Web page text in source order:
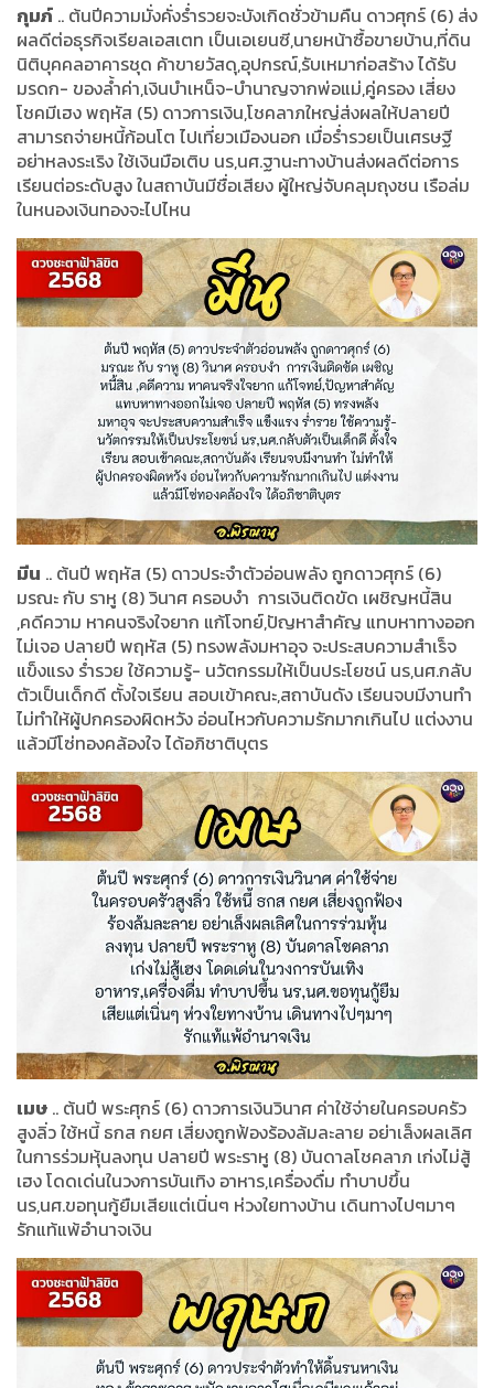
กุมภ์ .. ต้นปีความมั่งคั่งร่ำรวยจะบังเกิดชั่วข้ามคืน ดาวศุกร์ (6) ส่ง
ผลดีต่อธุรกิจเรียลเอสเตท เป็นเอเยนซี,นายหน้าซื้อขายบ้าน,ที่ดิน
นิติบุคคลอาคารชุด ค้าขายวัสดุ,อุปกรณ์,รับเหมาก่อสร้าง ได้รับ
มรดก- ของล้ำค่า,เงินบำเหน็จ-บำนาญจากพ่อแม่,คู่ครอง เสี่ยง
โชคมีเฮง พฤหัส (5) ดาวการเงิน,โชคลาภใหญ่ส่งผลให้ปลายปี
สามารถจ่ายหนี้ก้อนโต ไปเที่ยวเมืองนอก เมื่อร่ำรวยเป็นเศรษฐี
อย่าหลงระเริง ใช้เงินมือเติบ นร,นศ.ฐานะทางบ้านส่งผลดีต่อการ
เรียนต่อระดับสูง ในสถาบันมีชื่อเสียง ผู้ใหญ่จับคลุมถุงชน เรือล่ม
ในหนองเงินทองจะไปไหน
มีน .. ต้นปี พฤหัส (5) ดาวประจำตัวอ่อนพลัง ถูกดาวศุกร์ (6)
มรณะ กับ ราหู (8) วินาศ ครอบงำ การเงินติดขัด เผชิญหนี้สิน
,คดีความ หาคนจริงใจยาก แก้โจทย์,ปัญหาสำคัญ แทบหาทางออก
ไม่เจอ ปลายปี พฤหัส (5) ทรงพลังมหาอุจ จะประสบความสำเร็จ
แข็งแรง ร่ำรวย ใช้ความรู้- นวัตกรรมให้เป็นประโยชน์ นร,นศ.กลับ
ตัวเป็นเด็กดี ตั้งใจเรียน สอบเข้าคณะ,สถาบันดัง เรียนจบมีงานทำ
ไม่ทำให้ผู้ปกครองผิดหวัง อ่อนไหวกับความรักมากเกินไป แต่งงาน
แล้วมีโซ่ทองคล้องใจ ได้อภิชาติบุตร
เมษ .. ต้นปี พระศุกร์ (6) ดาวการเงินวินาศ ค่าใช้จ่ายในครอบครัว
สูงลิ่ว ใช้หนี้ ธกส กยศ เสี่ยงถูกฟ้องร้องล้มละลาย อย่าเล็งผลเลิศ
ในการร่วมหุ้นลงทุน ปลายปี พระราหู (8) บันดาลโชคลาภ เก่งไม่สู้
เฮง โดดเด่นในวงการบันเทิง อาหาร,เครื่องดื่ม ทำบาปขึ้น
นร,นศ.ขอทุนกู้ยืมเสียแต่เนิ่นๆ ห่วงใยทางบ้าน เดินทางไปๆมาๆ
รักแท้แพ้อำนาจเงิน